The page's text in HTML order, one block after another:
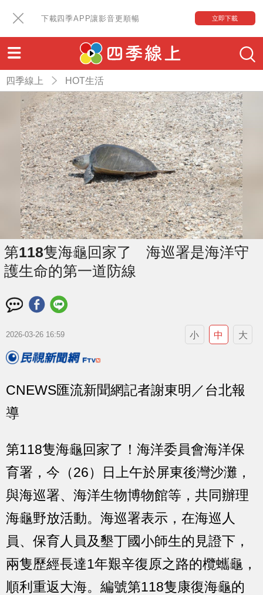
下載四季APP讓影音更順暢 立即下載
四季線上 HOT生活
第118隻海龜回家了 海巡署是海洋守
護生命的第一道防線
2026-03-26 16:59 小 中 大
CNEWS匯流新聞網記者謝東明／台北報
導
第118隻海龜回家了！海洋委員會海洋保
育署，今（26）日上午於屏東後灣沙灘，
與海巡署、海洋生物博物館等，共同辦理
海龜野放活動。海巡署表示，在海巡人
員、保育人員及墾丁國小師生的見證下，
兩隻歷經長達1年艱辛復原之路的欖蠵龜，
順利重返大海。編號第118隻康復海龜的